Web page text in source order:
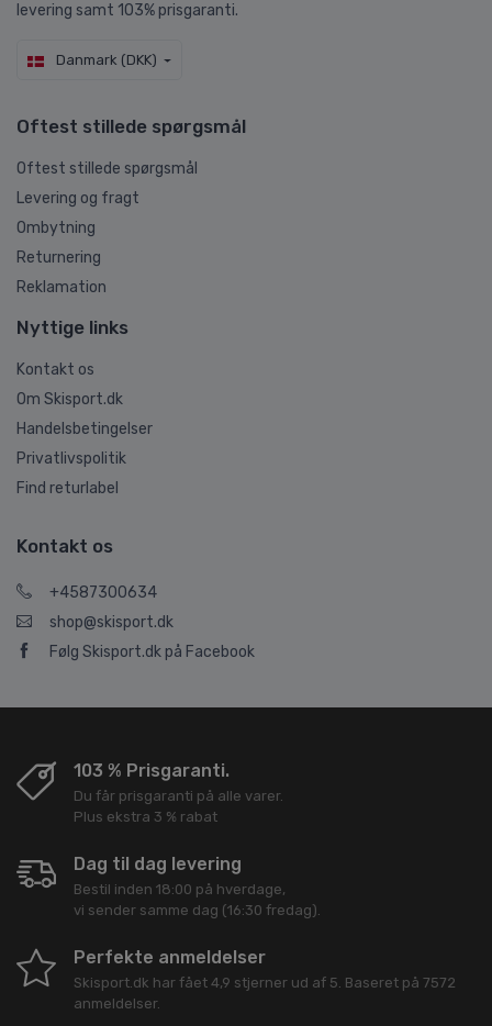
levering samt 103% prisgaranti.
Danmark (DKK)
Oftest stillede spørgsmål
Oftest stillede spørgsmål
Levering og fragt
Ombytning
Returnering
Reklamation
Nyttige links
Kontakt os
Om Skisport.dk
Handelsbetingelser
Privatlivspolitik
Find returlabel
Kontakt os
+4587300634
shop@skisport.dk
Følg Skisport.dk på Facebook
103 % Prisgaranti.
Du får prisgaranti på alle varer.
Plus ekstra 3 % rabat
Dag til dag levering
Bestil inden 18:00 på hverdage,
vi sender samme dag (16:30 fredag).
Perfekte anmeldelser
Skisport.dk har fået 4,9 stjerner ud af 5. Baseret på 7572
anmeldelser.